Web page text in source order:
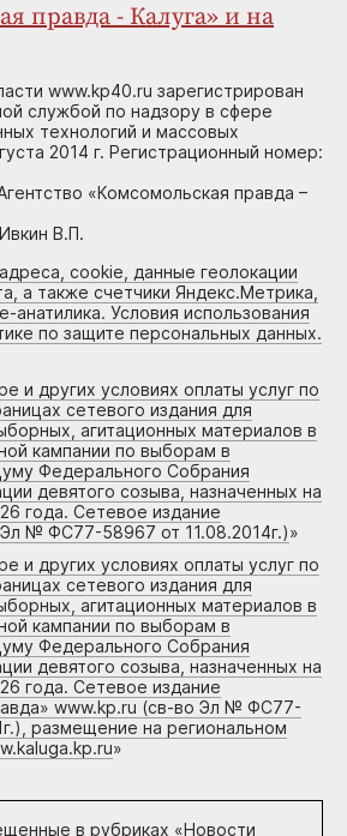
правда - Калуга» и на
www.kp40.ru зарегистрирован
службой по надзору в сфере
технологий и массовых
2014 г. Регистрационный номер:
«Комсомольская правда –
В.П.
cookie, данные геолокации
а также счетчики Яндекс.Метрика,
анатилика. Условия использования
по защите персональных данных.
и других условиях оплаты услуг по
сетевого издания для
агитационных материалов в
кампании по выборам в
Федерального Собрания
девятого созыва, назначенных на
года. Сетевое издание
№ ФС77-58967 от 11.08.2014г.)»
и других условиях оплаты услуг по
сетевого издания для
агитационных материалов в
кампании по выборам в
Федерального Собрания
девятого созыва, назначенных на
года. Сетевое издание
www.kp.ru (св-во Эл № ФС77-
размещение на региональном
»
в рубриках «Новости